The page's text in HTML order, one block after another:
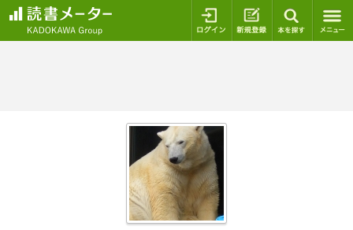
ログイン 新規登録